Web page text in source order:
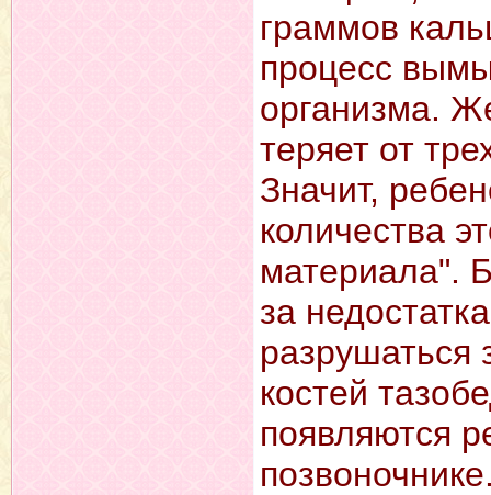
граммов
процесс
организма.
теряет от
Значит,
количества
материала".
за
разрушаться
костей
появляются